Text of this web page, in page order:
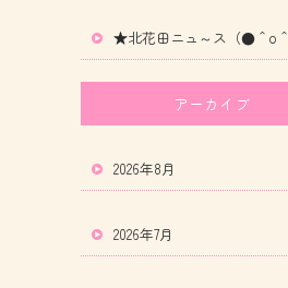
★北花田ニュ～ス（●＾o
アーカイブ
2026年8月
2026年7月